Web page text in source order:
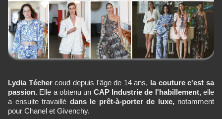
Lydia Téchercoud depuis l'âge de 14 ans, la couture c'est sa
passion. Elle a obtenu un CAP Industrie de l'habillement,elle
a ensuite travaillé dans le prêt-à-porter de luxe,notamment
pour Chanel et Givenchy.